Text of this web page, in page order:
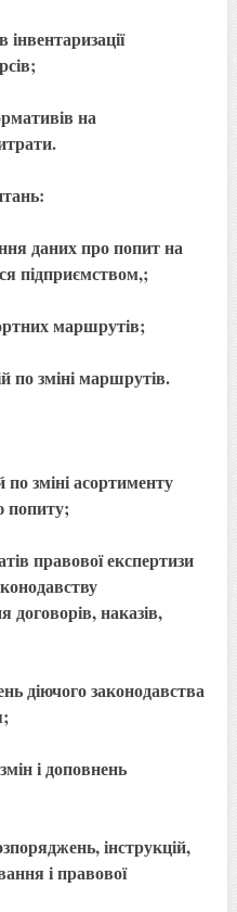
на
про попит на
підприємством,;
маршрутів;
зміні маршрутів.
асортименту
попиту;
експертизи
договорів, наказів,
законодавства
і доповнень
інструкцій,
і правової